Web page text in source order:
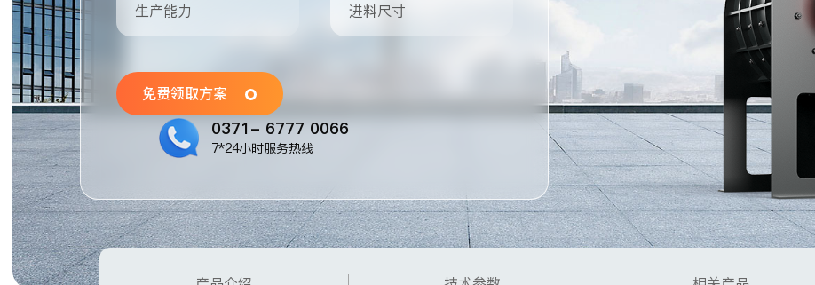
生产能力 进料尺寸
免费领取方案
0371- 6777 0066
7*24小时服务热线